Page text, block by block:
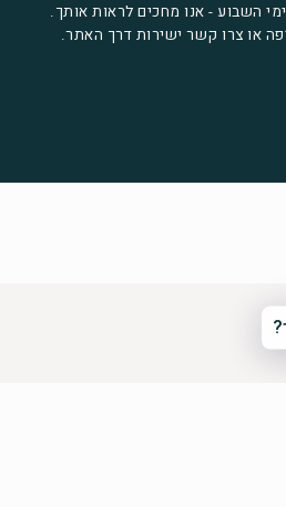
השבוע - אנו מחכים לראות אותך.